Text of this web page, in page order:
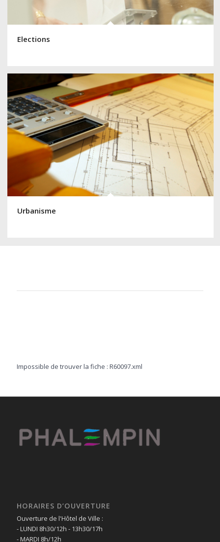
Elections
Urbanisme
Impossible de trouver la fiche : R60097.xml
HORAIRES D’OUVERTURE
Ouverture de l'Hôtel de Ville :
- LUNDI 8h30/12h - 13h30/17h
- MARDI 8h/12h